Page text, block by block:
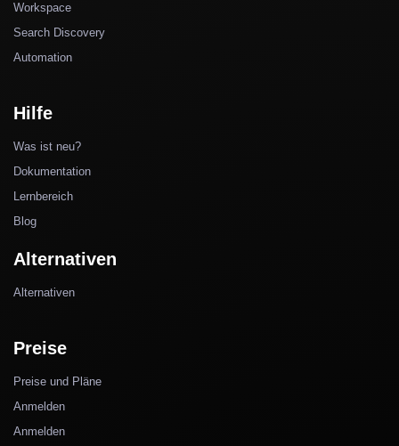
Workspace
Search Discovery
Automation
Hilfe
Was ist neu?
Dokumentation
Lernbereich
Blog
Alternativen
Alternativen
Preise
Preise und Pläne
Anmelden
Anmelden